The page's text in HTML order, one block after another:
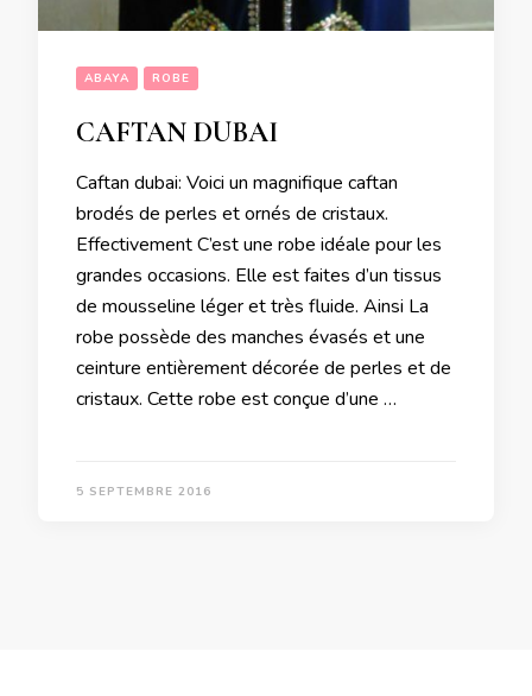
ABAYA ROBE
CAFTAN DUBAI
Caftan dubai: Voici un magnifique caftan
brodés de perles et ornés de cristaux.
Effectivement C’est une robe idéale pour les
grandes occasions. Elle est faites d’un tissus
de mousseline léger et très fluide. Ainsi La
robe possède des manches évasés et une
ceinture entièrement décorée de perles et de
cristaux. Cette robe est conçue d’une …
5 SEPTEMBRE 2016